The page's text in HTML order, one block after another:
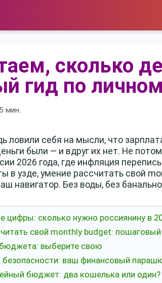
сколько
гид по
5 мин.
ловили себя на мысли, что
были — и вдруг их нет. Не
2026 года, где инфляция
в узде, умение рассчитать свой
навигатор. Без воды, без
цифры: сколько нужно россиянину в
свой monthly budget:
выберите свою
ваш финансовый
бюджет: два кошелька или один?